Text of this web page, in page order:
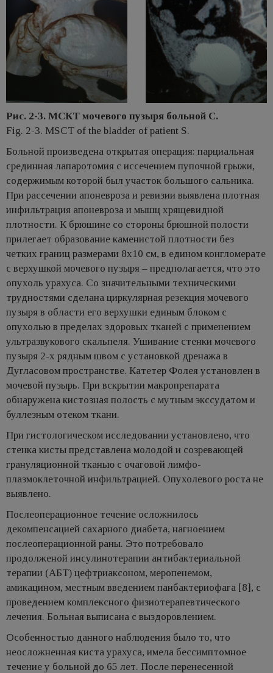
Рис. 2-3. МСКТ мочевого пузыря больной С.
Fig. 2-3. MSCT of the bladder of patient S.
Больной произведена открытая операция: парциальная
срединная лапаротомия с иссечением пупочной грыжи,
содержимым которой был участок большого сальника.
При рассечении апоневроза и ревизии выявлена плотная
инфильтрация апоневроза и мышц хрящевидной
плотности. К брюшине со стороны брюшной полости
прилегает образование каменистой плотности без
четких границ размерами 8х10 см, в едином конгломерате
с верхушкой мочевого пузыря – предполагается, что это
опухоль урахуса. Со значительными техническими
трудностями сделана циркулярная резекция мочевого
пузыря в области его верхушки единым блоком с
опухолью в пределах здоровых тканей с применением
ультразвукового скальпеля. Ушивание стенки мочевого
пузыря 2-х рядным швом с установкой дренажа в
Дугласовом пространстве. Катетер Фолея установлен в
мочевой пузырь. При вскрытии макропрепарата
обнаружена кистозная полость с мутным экссудатом и
буллезным отеком ткани.
При гистологическом исследовании установлено, что
стенка кисты представлена молодой и созревающей
грануляционной тканью с очаговой лимфо-
плазмоклеточной инфильтрацией. Опухолевого роста не
выявлено.
Послеоперационное течение осложнилось
декомпенсацией сахарного диабета, нагноением
послеоперационной раны. Это потребовало
продолженой инсулинотерапии антибактериальной
терапии (АБТ) цефтриаксоном, меропенемом,
амикацином, местным введением панбактериофага [8], с
проведением комплексного физиотерапевтического
лечения. Больная выписана с выздоровлением.
Особенностью данного наблюдения было то, что
неосложненная киста урахуса, имела бессимптомное
течение у больной до 65 лет. После перенесенной